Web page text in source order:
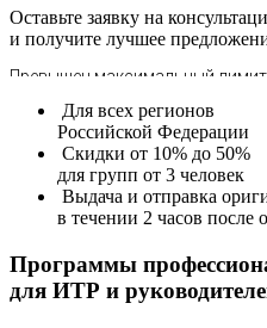
Оставьте заявку на
и получите лучшее
Для всех регионов
Российской Федерации
Скидки от 10% до 50%
для групп от 3 человек
Выдача и отправка
в течении 2 часов после
Программы
для ИТР и